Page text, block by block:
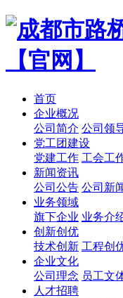
首页
企业概况
公司简介 公司领
党工团建设
党建工作 工会工
新闻资讯
公司公告 公司新
业务领域
旗下企业 业务介
创新创优
技术创新 工程创
企业文化
公司理念 员工文
人才招聘